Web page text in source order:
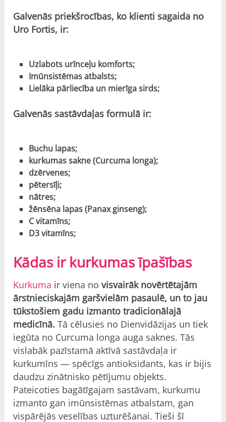
Galvenās priekšrocības, ko klienti sagaida no
Uro Fortis, ir:
Uzlabots urīnceļu komforts;
Imūnsistēmas atbalsts;
Lielāka pārliecība un mierīga sirds;
Galvenās sastāvdaļas formulā ir:
Buchu lapas;
kurkumas sakne (Curcuma longa);
dzērvenes;
pētersīļi;
nātres;
žēnsēna lapas (Panax ginseng);
C vitamīns;
D3 vitamīns;
Kādas ir kurkumas īpašības
Kurkuma ir viena novisvairāk novērtētajām
ārstnieciskajām garšvielām pasaulē, un to jau
tūkstošiem gadu izmanto tradicionālajā
medicīnā. Tā cēlusies no Dienvidāzijas un tiek
iegūta no Curcuma longa auga saknes. Tās
vislabāk pazīstamā aktīvā sastāvdaļa ir
kurkumīns — spēcīgs antioksidants, kas ir bijis
daudzu zinātnisko pētījumu objekts.
Pateicoties bagātīgajam sastāvam, kurkumu
izmanto gan imūnsistēmas atbalstam, gan
vispārējās veselības uzturēšanai. Tieši šī